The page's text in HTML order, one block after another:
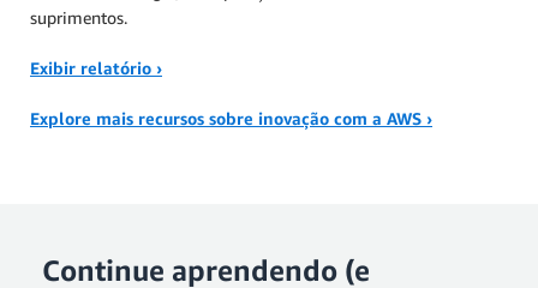
suprimentos.
Exibir relatório ›
Explore mais recursos sobre inovação com a AWS ›
Continue aprendendo (e